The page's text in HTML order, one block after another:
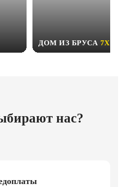
ДОМ ИЗ БРУСА 7Х9
нас?